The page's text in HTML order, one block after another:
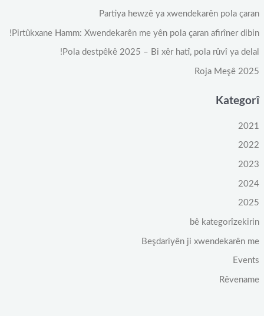
Partiya hewzê ya xwendekarên pola çaran
Pirtûkxane Hamm: Xwendekarên me yên pola çaran afirîner dibin!
Pola destpêkê 2025 – Bi xêr hatî, pola rûvî ya delal!
Roja Meşê 2025
Kategorî
2021
2022
2023
2024
2025
bê kategorîzekirin
Beşdariyên ji xwendekarên me
Events
Rêvename